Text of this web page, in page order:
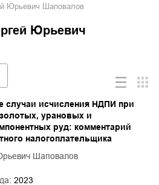
Юрьевич Шаповалов
Юрьевич
случаи исчисления НДПИ при
урановых и
руд: комментарий
налогоплательщика
Шаповалов
2023